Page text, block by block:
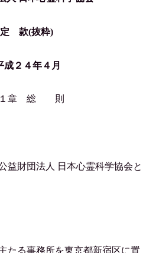
定 款(抜粋)
成２４年４月
１章 総 則
財団法人 日本心霊科学協会と
る事務所を東京都新宿区に置